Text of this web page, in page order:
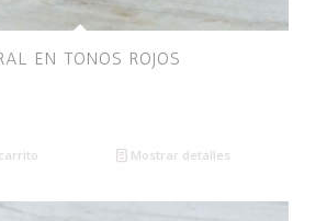
EN TONOS ROJOS
Mostrar detalles